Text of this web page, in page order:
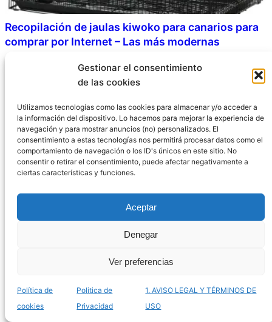
Gestionar el consentimiento
de las cookies
Utilizamos tecnologías como las cookies para almacenar y/o acceder a
la información del dispositivo. Lo hacemos para mejorar la experiencia de
navegación y para mostrar anuncios (no) personalizados. El
consentimiento a estas tecnologías nos permitirá procesar datos como el
comportamiento de navegación o los ID's únicos en este sitio. No
consentir o retirar el consentimiento, puede afectar negativamente a
ciertas características y funciones.
Aceptar
Denegar
Ver preferencias
Política de
cookies
Politica de
Privacidad
1. AVISO LEGAL Y TÉRMINOS DE
USO
Recopilación de jaulas kiwoko para canarios para
comprar por Internet – Las más modernas
Catálogo de jaulas grandes para loros para
comprar online – Las más espaciosas